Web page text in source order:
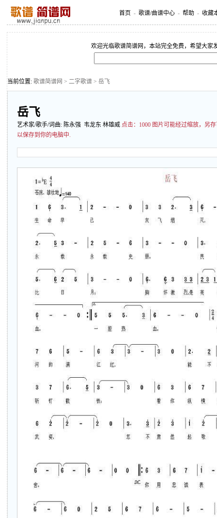
首页 - 歌谱/曲谱中心 - 帮助 - 收藏
欢迎光临歌谱简谱网，本站完全免费，希望大家
当前位置: 歌谱简谱网 > 二字歌谱 > 岳飞
岳飞
艺术家/歌手/词曲: 陈永强 韦龙东 林雄威 点击： 1000 图片可能经过缩放，另
以保存到你的电脑中.